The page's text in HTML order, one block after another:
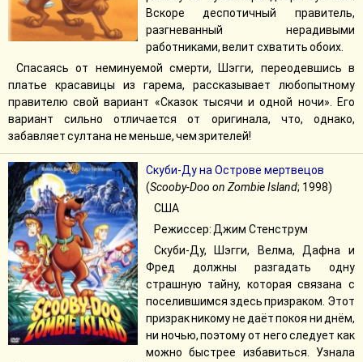
Вскоре деспотичный правитель,
разгневанный нерадивыми
работниками, велит схватить обоих.
Спасаясь от неминуемой смерти, Шэгги, переодевшись в
платье красавицы из гарема, рассказывает любопытному
правителю свой вариант «Сказок тысячи и одной ночи». Его
вариант сильно отличается от оригинала, что, однако,
забавляет султана не меньше, чем зрителей!
Скуби-Ду на Острове мертвецов
(Scooby-Doo on Zombie Island; 1998)
США
Режиссер: Джим Стенструм
Скуби-Ду, Шэгги, Велма, Дафна и
Фред должны разгадать одну
страшную тайну, которая связана с
поселившимся здесь призраком. Этот
призрак никому не даёт покоя ни днём,
ни ночью, поэтому от него следует как
можно быстрее избавиться. Узнала